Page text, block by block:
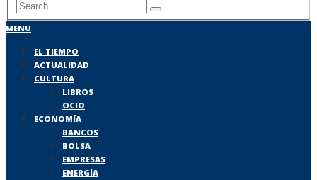
MENU
EL TIEMPO
ACTUALIDAD
CULTURA
LIBROS
OCIO
ECONOMÍA
BANCOS
BOLSA
EMPRESAS
ENERGÍA